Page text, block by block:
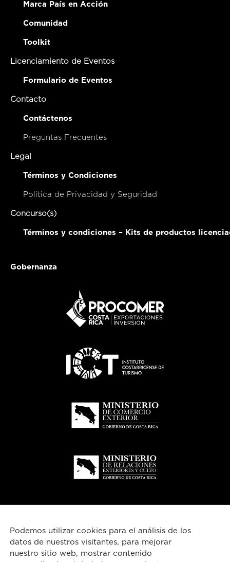
Marca País en Acción
Comunidad
Toolkit
Licenciamiento de Eventos
Formulario de Eventos
Contacto
Contáctenos
Preguntas Frecuentes
Legal
Términos y Condiciones
Política de Privacidad y Seguridad
Concurso(s)
Términos y condiciones – Kits de productos
Gobernanza
Podemos utilizar cookies para el análisis de los
datos de nuestros visitantes, para mejorar
nuestro sitio web, mostrar contenido